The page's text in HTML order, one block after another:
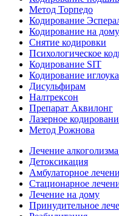
Метод Торпедо
Кодирование
Кодирование на дому
Снятие кодировки
Психологическое
Кодирование SIT
Кодирование
Дисульфирам
Налтрексон
Препарат Аквилонг
Лазерное
Метод Рожнова
Лечение
Детоксикация
Амбулаторное
Стационарное
Лечение на дому
Принудительное